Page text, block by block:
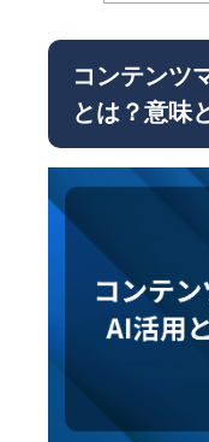
コンテンツ
とは？意味